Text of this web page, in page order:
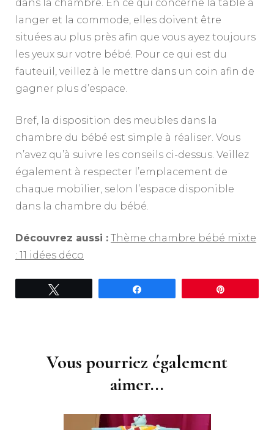
dans la chambre. En ce qui concerne la table à
langer et la commode, elles doivent être
situées au plus près afin que vous ayez toujours
les yeux sur votre bébé. Pour ce qui est du
fauteuil, veillez à le mettre dans un coin afin de
gagner plus d’espace.
Bref, la disposition des meubles dans la
chambre du bébé est simple à réaliser. Vous
n’avez qu’à suivre les conseils ci-dessus. Veillez
également à respecter l’emplacement de
chaque mobilier, selon l’espace disponible
dans la chambre du bébé.
Découvrez aussi : Thème chambre bébé mixte
: 11 idées déco
Vous pourriez également
aimer...